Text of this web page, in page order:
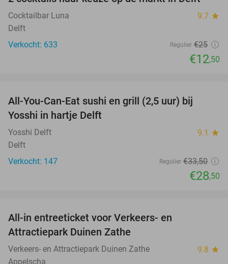
Cocktailbar Luna 9.7 star
Delft
Verkocht: 633
Regulier €25
€12,50
All-You-Can-Eat sushi en grill (2,5 uur) bij
Yosshi in hartje Delft
Yosshi Delft 9.1 star
Delft
Verkocht: 147
Regulier €33,50
€28,50
All-in entreeticket voor Verkeers- en
Attractiepark Duinen Zathe
Verkeers- en Attractiepark Duinen Zathe 9.8 star
Appelscha